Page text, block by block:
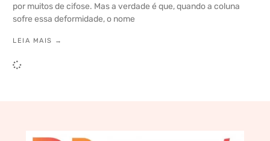
por muitos de cifose. Mas a verdade é que, quando a coluna
sofre essa deformidade, o nome
LEIA MAIS →